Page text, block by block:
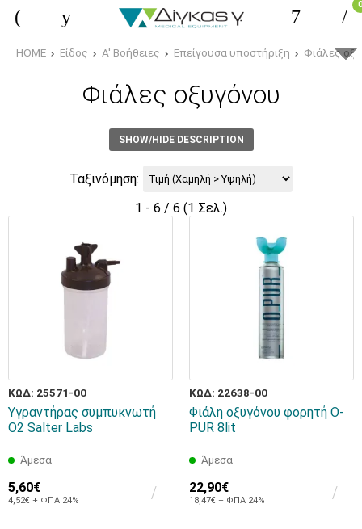
0
HOME Είδος Α' Βοήθειες Επείγουσα υποστήριξη Φιάλες
Φιάλες οξυγόνου
SHOW/HIDE DESCRIPTION
Ταξινόμηση:
1 - 6 / 6 (1 Σελ.)
ΚΩΔ: 25571-00
Υγραντήρας συμπυκνωτή
Ο2 Salter Labs
Άμεσα
5,60€
4,52€ + ΦΠΑ 24%
ΚΩΔ: 22638-00
Φιάλη οξυγόνου φορητή O-
PUR 8lit
Άμεσα
22,90€
18,47€ + ΦΠΑ 24%